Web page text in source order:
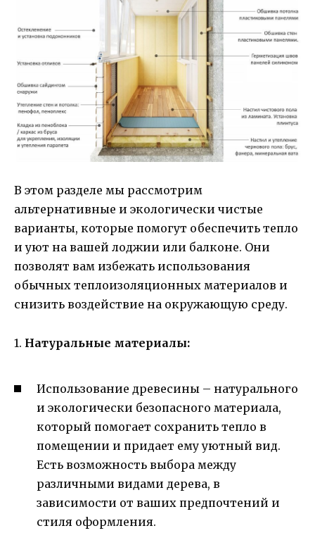
В этом разделе мы рассмотрим
альтернативные и экологически чистые
варианты, которые помогут обеспечить тепло
и уют на вашей лоджии или балконе. Они
позволят вам избежать использования
обычных теплоизоляционных материалов и
снизить воздействие на окружающую среду.
1. Натуральные материалы:
Использование древесины – натурального
и экологически безопасного материала,
который помогает сохранить тепло в
помещении и придает ему уютный вид.
Есть возможность выбора между
различными видами дерева, в
зависимости от ваших предпочтений и
стиля оформления.